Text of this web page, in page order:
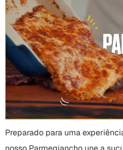
Preparado para uma